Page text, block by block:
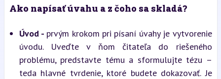
Ako napísať úvahu a z čoho sa skladá?
Úvod - prvým krokom pri písaní úvahy je vytvorenie
úvodu. Uveďte v ňom čitateľa do riešeného
problému, predstavte tému a sformulujte tézu –
teda hlavné tvrdenie, ktoré budete dokazovať. Je